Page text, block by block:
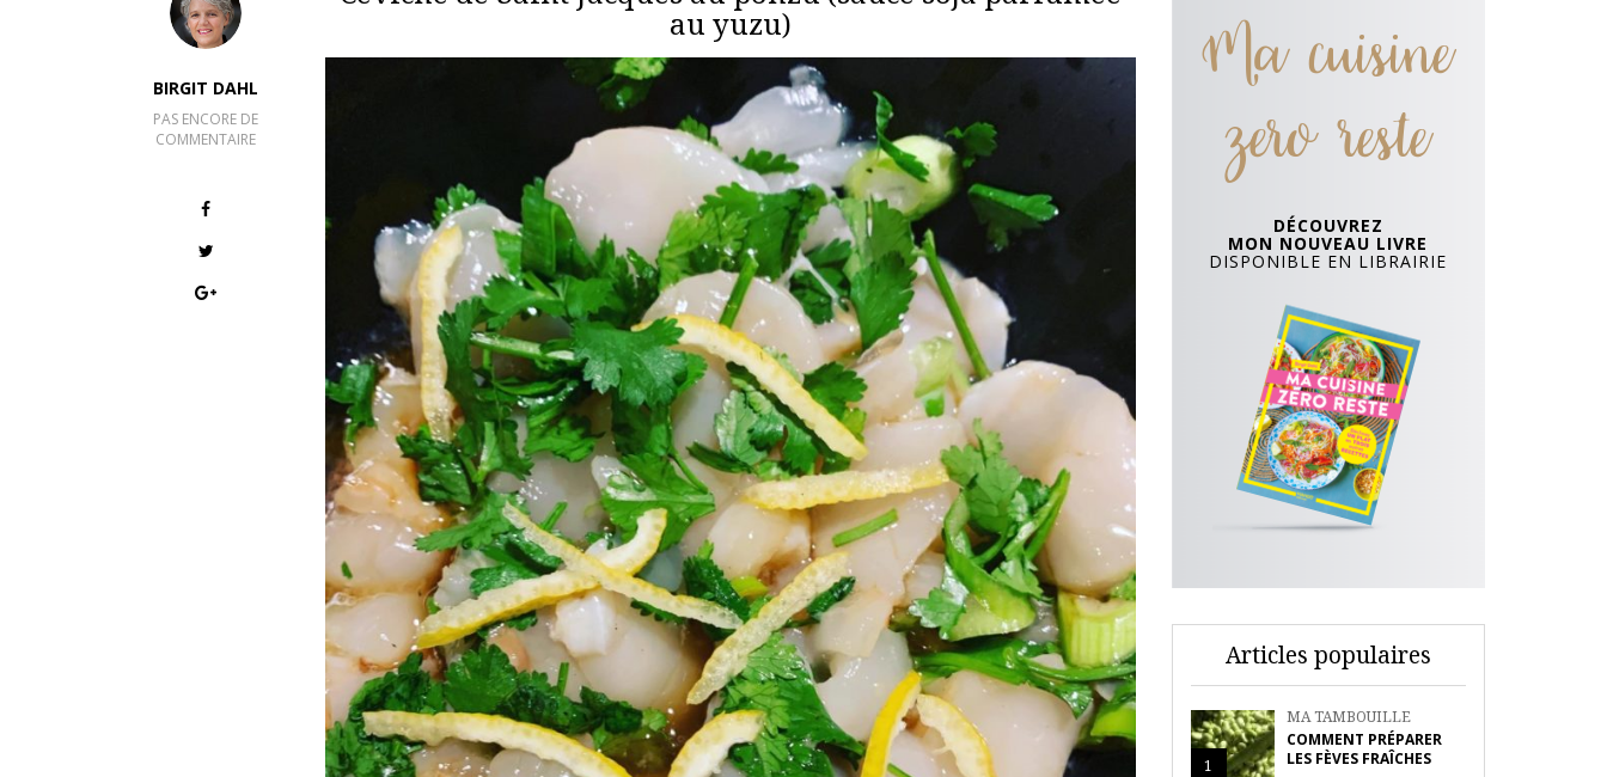
BIRGIT DAHL
PAS ENCORE DE
COMMENTAIRE
au yuzu) Ma cuisine
zero reste
DÉCOUVREZ
MON NOUVEAU LIVRE
DISPONIBLE EN LIBRAIRIE
Articles populaires
1
MA TAMBOUILLE
COMMENT PRÉPARER
LES FÈVES FRAÎCHES